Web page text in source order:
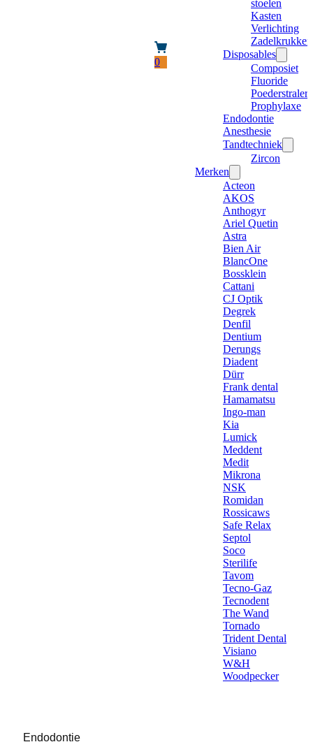
0
stoelen
Kasten
Verlichting
Zadelkrukken
Disposables
Composiet
Fluoride
Poederstraler
Prophylaxe
Endodontie
Anesthesie
Tandtechniek
Zircon
Merken
Acteon
AKOS
Anthogyr
Ariel Quetin
Astra
Bien Air
BlancOne
Bossklein
Cattani
CJ Optik
Degrek
Denfil
Dentium
Derungs
Diadent
Dürr
Frank dental
Hamamatsu
Ingo-man
Kia
Lumick
Meddent
Medit
Mikrona
NSK
Romidan
Rossicaws
Safe Relax
Septol
Soco
Sterilife
Tavom
Tecno-Gaz
Tecnodent
The Wand
Tornado
Trident Dental
Visiano
W&H
Woodpecker
Endodontie